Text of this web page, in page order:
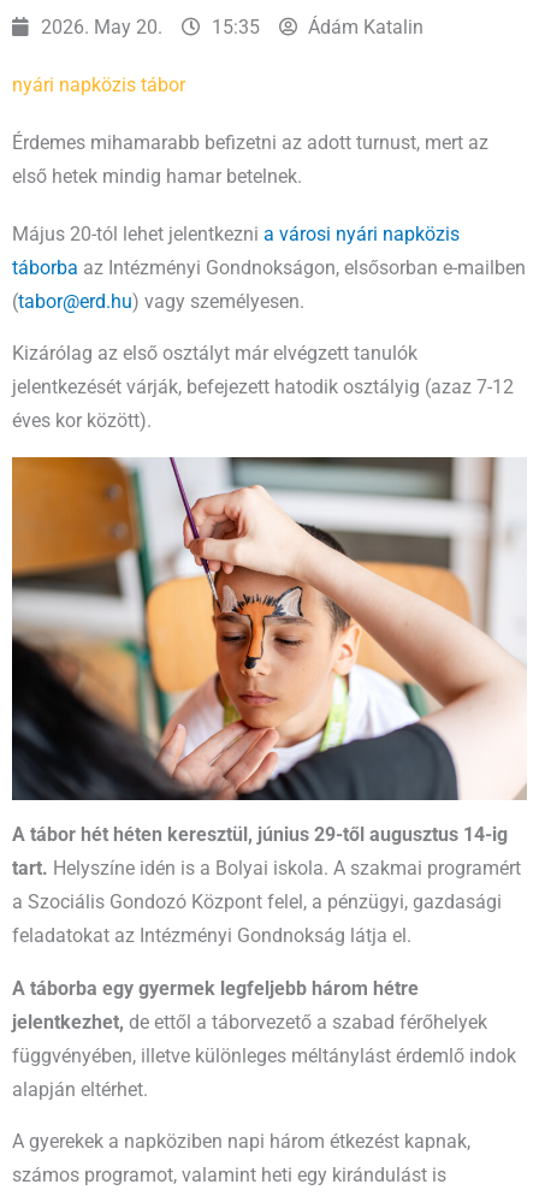
2026. May 20. 15:35 Ádám Katalin
nyári napközis tábor
Érdemes mihamarabb befizetni az adott turnust, mert az
első hetek mindig hamar betelnek.
Május 20-tól lehet jelentkezni a városi nyári napközis
táborba az Intézményi Gondnokságon, elsősorban e-mailben
(tabor@erd.hu) vagy személyesen.
Kizárólag az első osztályt már elvégzett tanulók
jelentkezését várják, befejezett hatodik osztályig (azaz 7-12
éves kor között).
A tábor hét héten keresztül, június 29-től augusztus 14-ig
tart. Helyszíne idén is a Bolyai iskola. A szakmai programért
a Szociális Gondozó Központ felel, a pénzügyi, gazdasági
feladatokat az Intézményi Gondnokság látja el.
A táborba egy gyermek legfeljebb három hétre
jelentkezhet, de ettől a táborvezető a szabad férőhelyek
függvényében, illetve különleges méltánylást érdemlő indok
alapján eltérhet.
A gyerekek a napköziben napi három étkezést kapnak,
számos programot, valamint heti egy kirándulást is